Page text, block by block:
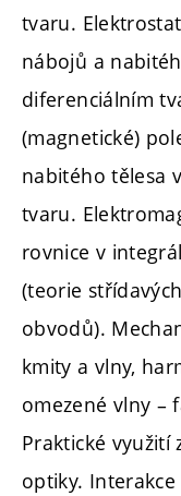
tvaru.
nábojů a
diferenciálním
(magnetické)
nabitého tělesa
tvaru.
rovnice v
(teorie
obvodů).
kmity a vlny,
omezené vlny –
Praktické využití
optiky.